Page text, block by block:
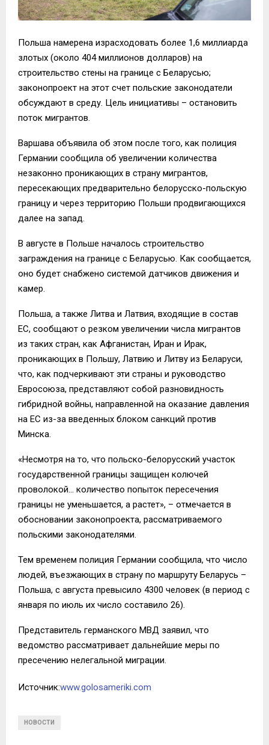
Польша намерена израсходовать более 1,6 миллиарда
злотых (около 404 миллионов долларов) на
строительство стены на границе с Беларусью;
законопроект на этот счет польские законодатели
обсуждают в среду. Цель инициативы – остановить
поток мигрантов.
Варшава объявила об этом после того, как полиция
Германии сообщила об увеличении количества
незаконно проникающих в страну мигрантов,
пересекающих предварительно белорусско-польскую
границу и через территорию Польши продвигающихся
далее на запад.
В августе в Польше началось строительство
заграждения на границе с Беларусью. Как сообщается,
оно будет снабжено системой датчиков движения и
камер.
Польша, а также Литва и Латвия, входящие в состав
ЕС, сообщают о резком увеличении числа мигрантов
из таких стран, как Афганистан, Иран и Ирак,
проникающих в Польшу, Латвию и Литву из Беларуси,
что, как подчеркивают эти страны и руководство
Евросоюза, представляют собой разновидность
гибридной войны, направленной на оказание давления
на ЕС из-за введенных блоком санкций против
Минска.
«Несмотря на то, что польско-белорусский участок
государственной границы защищен колючей
проволокой… количество попыток пересечения
границы не уменьшается, а растет», – отмечается в
обосновании законопроекта, рассматриваемого
польскими законодателями.
Тем временем полиция Германии сообщила, что число
людей, въезжающих в страну по маршруту Беларусь –
Польша, с августа превысило 4300 человек (в период с
января по июль их число составило 26).
Представитель германского МВД заявил, что
ведомство рассматривает дальнейшие меры по
пресечению нелегальной миграции.
Источник:www.golosameriki.com
НОВОСТИ